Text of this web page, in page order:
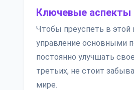
Ключевые аспекты
Чтобы преуспеть в
управление основными
постоянно улучшать
третьих, не стоит
мире.